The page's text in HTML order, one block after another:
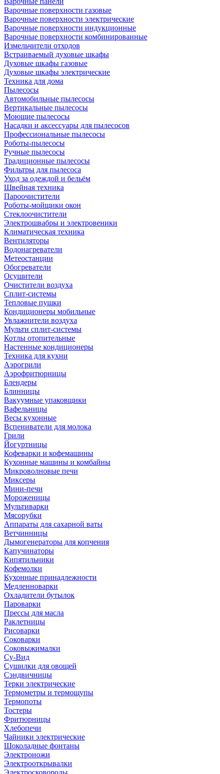
Варочные поверхности газовые
Варочные поверхности электрические
Варочные поверхности индукционные
Варочные поверхности комбинированные
Измельчители отходов
Встраиваемый духовые шкафы
Духовые шкафы газовые
Духовые шкафы электрические
Техника для дома
Пылесосы
Автомобильные пылесосы
Вертикальные пылесосы
Моющие пылесосы
Насадки и аксессуары для пылесосов
Профессиональные пылесосы
Роботы-пылесосы
Ручные пылесосы
Традиционные пылесосы
Фильтры для пылесоса
Уход за одеждой и бельём
Швейная техника
Пароочистители
Роботы-мойщики окон
Стеклоочистители
Электрошвабры и электровеники
Климатическая техника
Вентиляторы
Водонагреватели
Метеостанции
Обогреватели
Осушители
Очистители воздуха
Сплит-системы
Тепловые пушки
Кондиционеры мобильные
Увлажнители воздуха
Мульти сплит-системы
Котлы отопительные
Настенные кондиционеры
Техника для кухни
Аэрогрили
Аэрофритюрницы
Блендеры
Блинницы
Вакуумные упаковщики
Вафельницы
Весы кухонные
Вспениватели для молока
Грили
Йогуртницы
Кофеварки и кофемашины
Кухонные машины и комбайны
Микроволновые печи
Миксеры
Мини-печи
Мороженицы
Мультиварки
Мясорубки
Аппараты для сахарной ваты
Ветчинницы
Дымогенераторы для копчения
Капучинаторы
Кипятильники
Кофемолки
Кухонные принадлежности
Медленноварки
Охладители бутылок
Пароварки
Прессы для масла
Раклетницы
Рисоварки
Соковарки
Соковыжималки
Су-Вид
Сушилки для овощей
Сэндвичницы
Терки электрические
Термометры и термощупы
Термопоты
Тостеры
Фритюрницы
Хлебопечи
Чайники электрические
Шоколадные фонтаны
Электроножи
Электрооткрывалки
Электросковороды